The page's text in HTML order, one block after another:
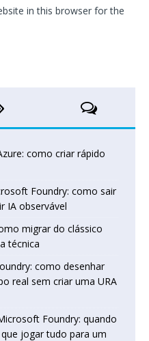
in this browser for the
como criar rápido
Foundry: como sair
IA observável
migrar do clássico
técnica
como desenhar
real sem criar uma URA
Foundry: quando
jogar tudo para um